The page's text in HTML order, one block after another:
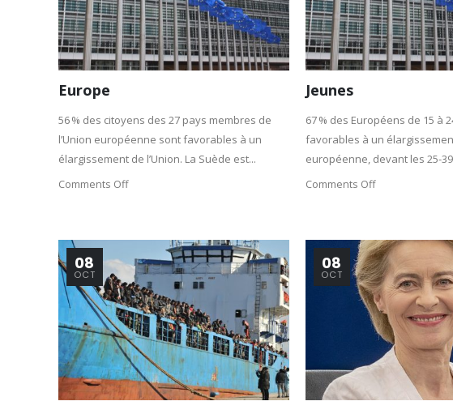
Europe
56 % des citoyens des 27 pays membres de
l’Union européenne sont favorables à un
élargissement de l’Union. La Suède est...
Comments Off
Jeunes
67 % des Européens de 15 à
favorables à un
européenne, devant les 25-
Comments Off
08
OCT
08
OCT